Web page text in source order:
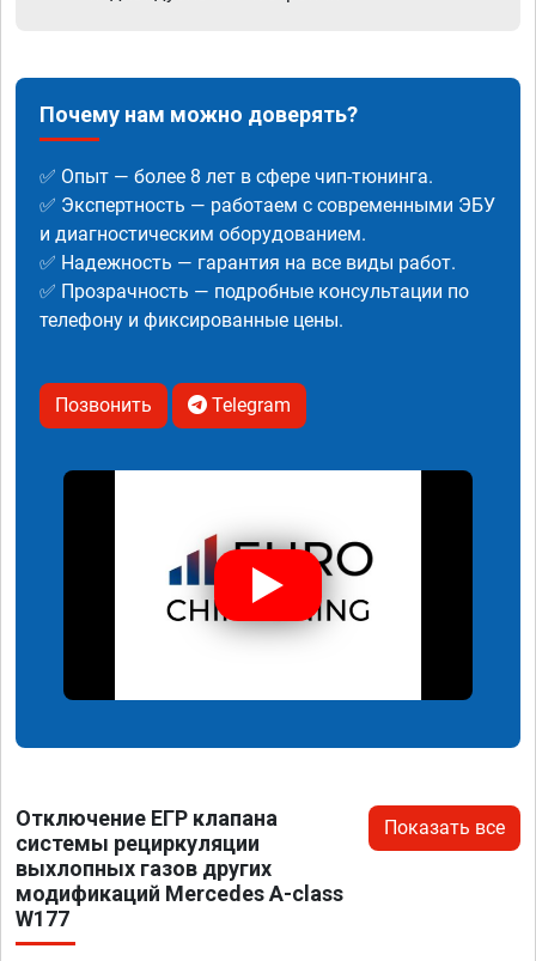
Почему нам можно доверять?
✅ Опыт — более 8 лет в сфере чип-тюнинга.
✅ Экспертность — работаем с современными ЭБУ
и диагностическим оборудованием.
✅ Надежность — гарантия на все виды работ.
✅ Прозрачность — подробные консультации по
телефону и фиксированные цены.
Позвонить Telegram
Отключение ЕГР клапана
системы рециркуляции
выхлопных газов других
модификаций Mercedes A-class
W177
Показать все